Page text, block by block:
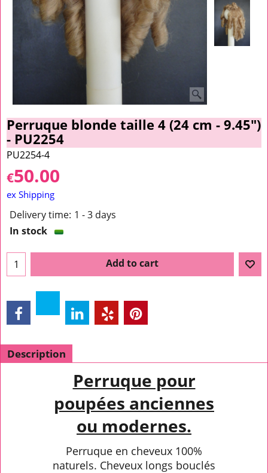
Perruque blonde taille 4 (24 cm - 9.45")
- PU2254
PU2254-4
€50.00
ex Shipping
Delivery time: 1 - 3 days
In stock
Add to cart
Description
Perruque pour
poupées anciennes
ou modernes.
Perruque en cheveux 100%
naturels. Cheveux longs bouclés